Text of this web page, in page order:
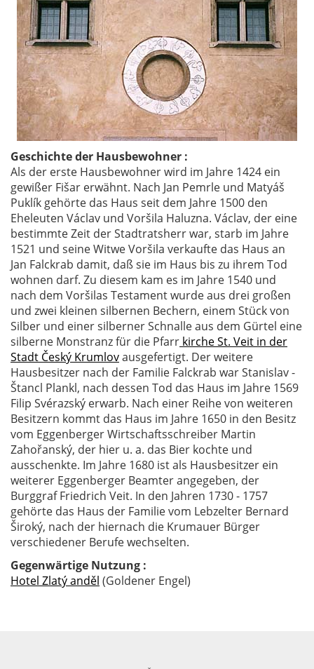
Geschichte der Hausbewohner :
Als der erste Hausbewohner wird im Jahre 1424 ein
gewißer Fišar erwähnt. Nach Jan Pemrle und Matyáš
Puklík gehörte das Haus seit dem Jahre 1500 den
Eheleuten Václav und Voršila Haluzna. Václav, der eine
bestimmte Zeit der Stadtratsherr war, starb im Jahre
1521 und seine Witwe Voršila verkaufte das Haus an
Jan Falckrab damit, daß sie im Haus bis zu ihrem Tod
wohnen darf. Zu diesem kam es im Jahre 1540 und
nach dem Voršilas Testament wurde aus drei großen
und zwei kleinen silbernen Bechern, einem Stück von
Silber und einer silberner Schnalle aus dem Gürtel eine
silberne Monstranz für die Pfarr kirche St. Veit in der
Stadt Český Krumlovausgefertigt. Der weitere
Hausbesitzer nach der Familie Falckrab war Stanislav -
Štancl Plankl, nach dessen Tod das Haus im Jahre 1569
Filip Svérazský erwarb. Nach einer Reihe von weiteren
Besitzern kommt das Haus im Jahre 1650 in den Besitz
vom Eggenberger Wirtschaftsschreiber Martin
Zahořanský, der hier u. a. das Bier kochte und
ausschenkte. Im Jahre 1680 ist als Hausbesitzer ein
weiterer Eggenberger Beamter angegeben, der
Burggraf Friedrich Veit. In den Jahren 1730 - 1757
gehörte das Haus der Familie vom Lebzelter Bernard
Široký, nach der hiernach die Krumauer Bürger
verschiedener Berufe wechselten.
Gegenwärtige Nutzung :
Hotel Zlatý anděl (Goldener Engel)